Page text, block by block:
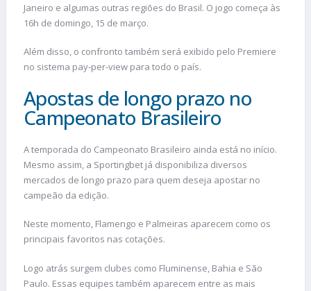
Janeiro e algumas outras regiões do Brasil. O jogo começa às
16h de domingo, 15 de março.
Além disso, o confronto também será exibido pelo Premiere
no sistema pay-per-view para todo o país.
Apostas de longo prazo no
Campeonato Brasileiro
A temporada do Campeonato Brasileiro ainda está no início.
Mesmo assim, a Sportingbet já disponibiliza diversos
mercados de longo prazo para quem deseja apostar no
campeão da edição.
Neste momento, Flamengo e Palmeiras aparecem como os
principais favoritos nas cotações.
Logo atrás surgem clubes como Fluminense, Bahia e São
Paulo. Essas equipes também aparecem entre as mais